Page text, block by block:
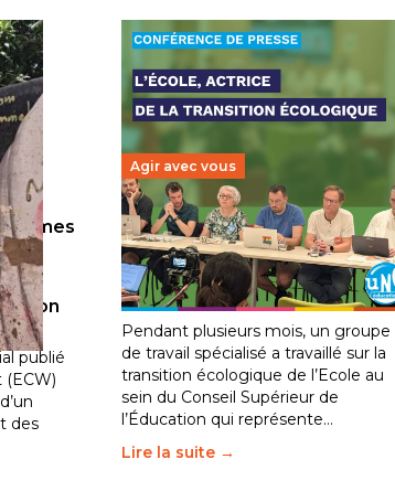
publié
des
Agir avec vous
Transition écologique de
l’éducation : l’UNSA Éducation
fait bouger les lignes
30 juin 2026-National
Pendant plusieurs mois, un groupe
de travail spécialisé a travaillé sur la
transition écologique de l’Ecole au
sein du Conseil Supérieur de
l’Éducation qui représente…
Lire la suite →